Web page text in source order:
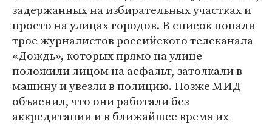
задержанных на избирательных участках и
просто на улицах городов. В список попали
трое журналистов российского телеканала
«Дождь», которых прямо на улице
положили лицом на асфальт, затолкали в
машину и увезли в полицию. Позже МИД
объяснил, что они работали без
аккредитации и в ближайшее время их